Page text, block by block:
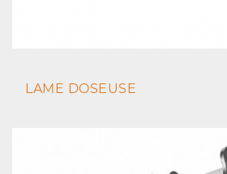
LAME DOSEUSE